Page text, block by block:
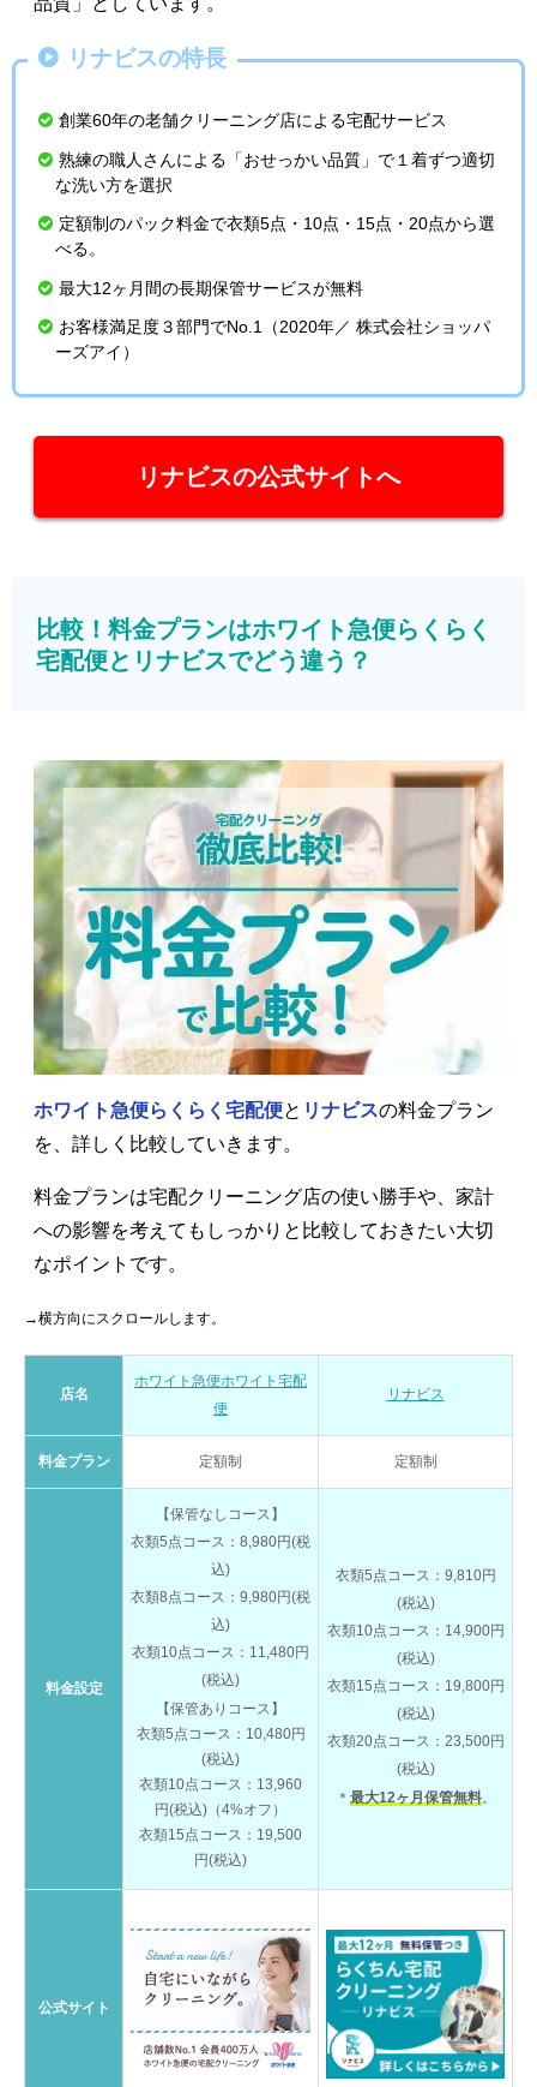
リナビスの特長
創業60年の老舗クリーニング店による宅配サービス
熟練の職人さんによる「おせっかい品質」で１着ずつ適切
な洗い方を選択
定額制のパック料金で衣類5点・10点・15点・20点から選
べる。
最大12ヶ月間の長期保管サービスが無料
お客様満足度３部門でNo.1（2020年／ 株式会社ショッパ
ーズアイ）
リナビスの公式サイトへ
比較！料金プランはホワイト急便らくらく
宅配便とリナビスでどう違う？
ホワイト急便らくらく宅配便と リナビスの料金プラン
を、詳しく比較していきます。
料金プランは宅配クリーニング店の使い勝手や、家計
への影響を考えてもしっかりと比較しておきたい大切
なポイントです。
→横方向にスクロールします。
店名
ホワイト急便ホワイト宅配
便
リナビス
料金プラン 定額制 定額制
料金設定
【保管なしコース】
衣類5点コース：8,980円(税
込)
衣類8点コース：9,980円(税
込)
衣類10点コース：11,480円
(税込)
【保管ありコース】
衣類5点コース：10,480円
(税込)
衣類10点コース：13,960
円(税込)（4%オフ）
衣類15点コース：19,500
円(税込)
衣類5点コース：9,810円
(税込)
衣類10点コース：14,900円
(税込)
衣類15点コース：19,800円
(税込)
衣類20点コース：23,500円
(税込)
＊ 最大12ヶ月保管無料。
公式サイト